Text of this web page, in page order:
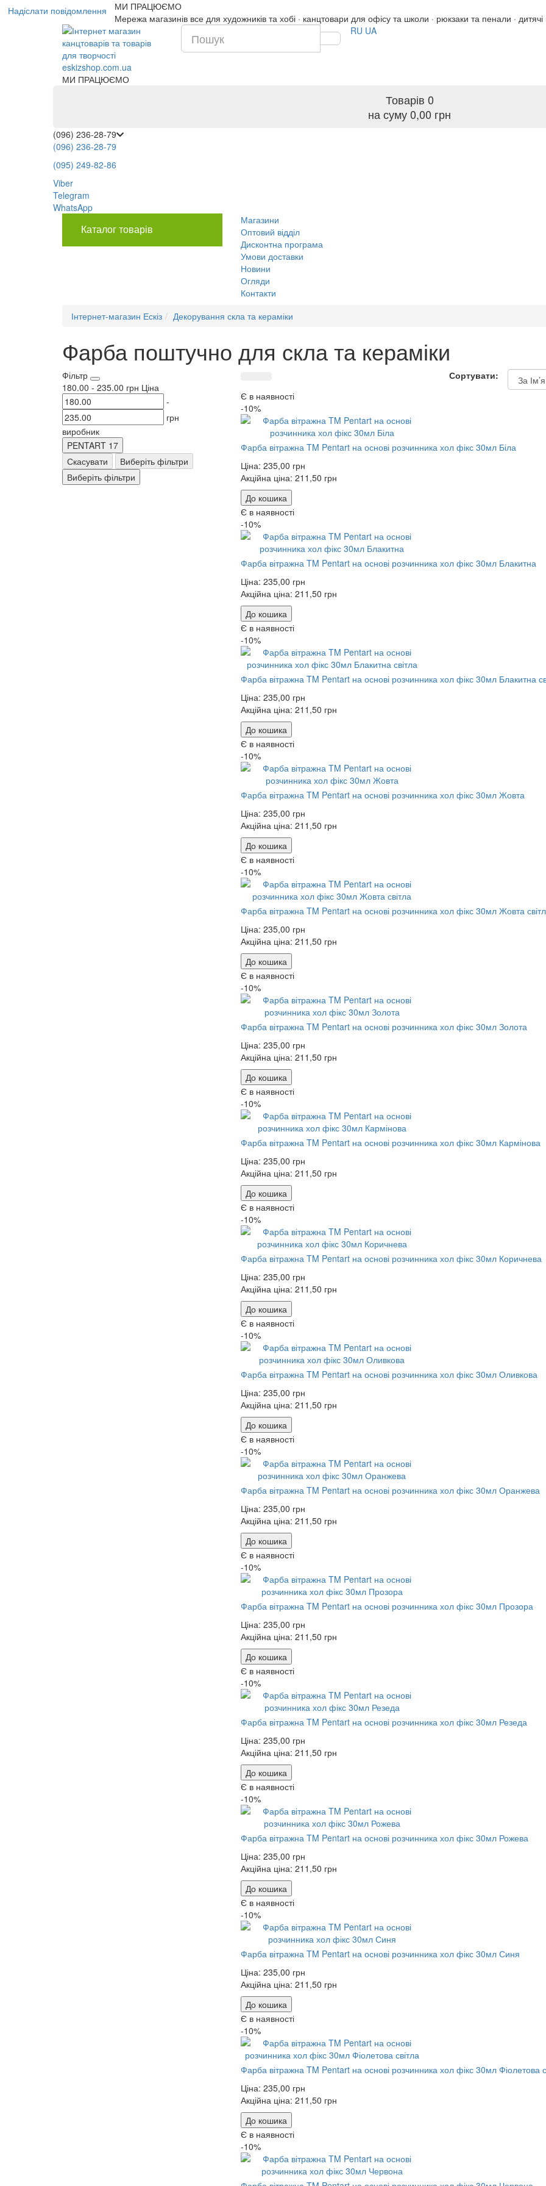
Надіслати повідомлення
МИ ПРАЦЮЄМО
Мережа магазинів все для художників та хобі · канцтовари для офісу та школи · рюкзаки та пенали · дитячі
МИ ПРАЦЮЄМО
RU UA
Товарів 0
на суму 0,00 грн
(096) 236-28-79
(096) 236-28-79
(095) 249-82-86
Viber
Telegram
WhatsApp
Магазини
Оптовий відділ
Дисконтна програма
Умови доставки
Новини
Огляди
Контакти
Каталог товарів
Інтернет-магазин Ескіз Декорування скла та кераміки
Фарба поштучно для скла та кераміки
Фільтр
180.00 - 235.00 грн Ціна
-
грн
виробник
PENTART 17
Скасувати
Виберіть фільтри
Виберіть фільтри
Сортувати:
Є в наявності
-10%
Фарба вітражна TM Pentart на основі розчинника хол фікс 30мл Біла
Ціна: 235,00 грн
Акційна ціна: 211,50 грн
До кошика
Є в наявності
-10%
Фарба вітражна TM Pentart на основі розчинника хол фікс 30мл Блакитна
Ціна: 235,00 грн
Акційна ціна: 211,50 грн
До кошика
Є в наявності
-10%
Фарба вітражна TM Pentart на основі розчинника хол фікс 30мл Блакитна
Ціна: 235,00 грн
Акційна ціна: 211,50 грн
До кошика
Є в наявності
-10%
Фарба вітражна TM Pentart на основі розчинника хол фікс 30мл Жовта
Ціна: 235,00 грн
Акційна ціна: 211,50 грн
До кошика
Є в наявності
-10%
Фарба вітражна TM Pentart на основі розчинника хол фікс 30мл Жовта
Ціна: 235,00 грн
Акційна ціна: 211,50 грн
До кошика
Є в наявності
-10%
Фарба вітражна TM Pentart на основі розчинника хол фікс 30мл Золота
Ціна: 235,00 грн
Акційна ціна: 211,50 грн
До кошика
Є в наявності
-10%
Фарба вітражна TM Pentart на основі розчинника хол фікс 30мл Кармінова
Ціна: 235,00 грн
Акційна ціна: 211,50 грн
До кошика
Є в наявності
-10%
Фарба вітражна TM Pentart на основі розчинника хол фікс 30мл Коричнева
Ціна: 235,00 грн
Акційна ціна: 211,50 грн
До кошика
Є в наявності
-10%
Фарба вітражна TM Pentart на основі розчинника хол фікс 30мл Оливкова
Ціна: 235,00 грн
Акційна ціна: 211,50 грн
До кошика
Є в наявності
-10%
Фарба вітражна TM Pentart на основі розчинника хол фікс 30мл Оранжева
Ціна: 235,00 грн
Акційна ціна: 211,50 грн
До кошика
Є в наявності
-10%
Фарба вітражна TM Pentart на основі розчинника хол фікс 30мл Прозора
Ціна: 235,00 грн
Акційна ціна: 211,50 грн
До кошика
Є в наявності
-10%
Фарба вітражна TM Pentart на основі розчинника хол фікс 30мл Резеда
Ціна: 235,00 грн
Акційна ціна: 211,50 грн
До кошика
Є в наявності
-10%
Фарба вітражна TM Pentart на основі розчинника хол фікс 30мл Рожева
Ціна: 235,00 грн
Акційна ціна: 211,50 грн
До кошика
Є в наявності
-10%
Фарба вітражна TM Pentart на основі розчинника хол фікс 30мл Синя
Ціна: 235,00 грн
Акційна ціна: 211,50 грн
До кошика
Є в наявності
-10%
Фарба вітражна TM Pentart на основі розчинника хол фікс 30мл Фіолетова
Ціна: 235,00 грн
Акційна ціна: 211,50 грн
До кошика
Є в наявності
-10%